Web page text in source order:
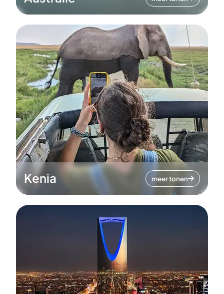
Kenia meer tonen